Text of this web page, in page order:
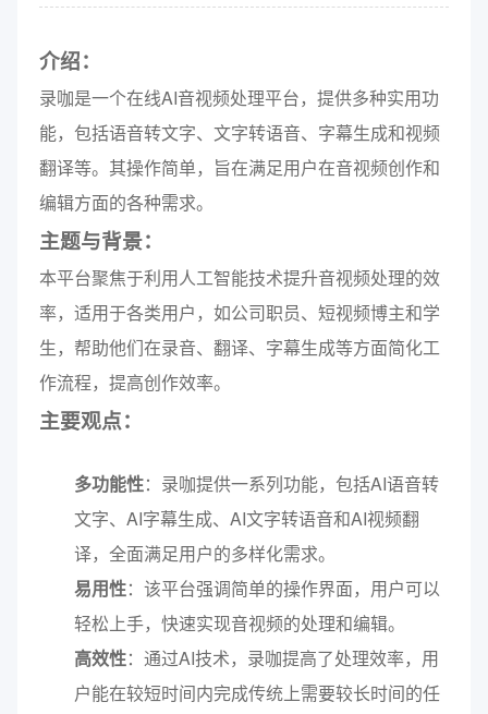
介绍：
录咖是一个在线AI音视频处理平台，提供多种实用功
能，包括语音转文字、文字转语音、字幕生成和视频
翻译等。其操作简单，旨在满足用户在音视频创作和
编辑方面的各种需求。
主题与背景：
本平台聚焦于利用人工智能技术提升音视频处理的效
率，适用于各类用户，如公司职员、短视频博主和学
生，帮助他们在录音、翻译、字幕生成等方面简化工
作流程，提高创作效率。
主要观点：
多功能性：录咖提供一系列功能，包括AI语音转
文字、AI字幕生成、AI文字转语音和AI视频翻
译，全面满足用户的多样化需求。
易用性：该平台强调简单的操作界面，用户可以
轻松上手，快速实现音视频的处理和编辑。
高效性：通过AI技术，录咖提高了处理效率，用
户能在较短时间内完成传统上需要较长时间的任